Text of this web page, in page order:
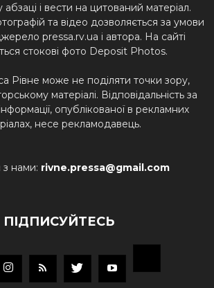
і вести на цитований матеріал.
та відео дозволяється за умови
pressa.rv.ua і автора. На сайті
стокові фото Deposit Photos.
Рівне може не поділяти точки зору,
матеріалі. Відповідальність за
опублікованої в рекламних
несе рекламодавець.
з нами: rivne.pressa@gmail.com
ПІДПИСУЙТЕСЬ